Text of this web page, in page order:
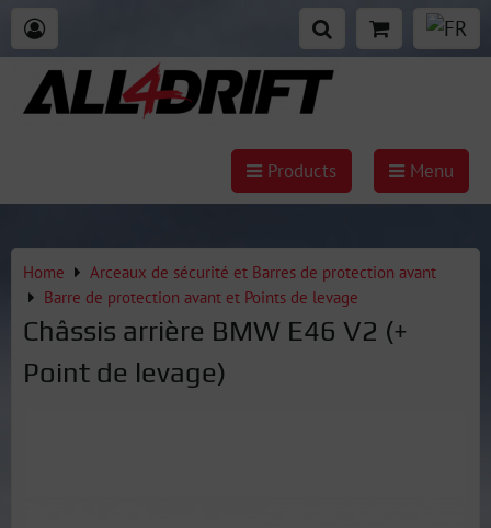
Products Menu
Home
Arceaux de sécurité et Barres de protection avant
Barre de protection avant et Points de levage
Châssis arrière BMW E46 V2 (+
Point de levage)